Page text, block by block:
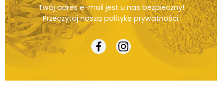
Twój adres e-mail jest u nas bezpieczny!
Przeczytaj naszą politykę prywatności.